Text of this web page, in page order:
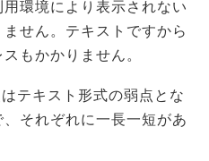
環境により表示されない
せん。テキストですから
もかかりません。
テキスト形式の弱点とな
それぞれに一長一短があ